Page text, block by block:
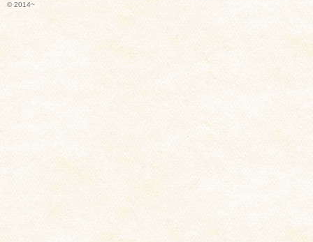
© 2014~